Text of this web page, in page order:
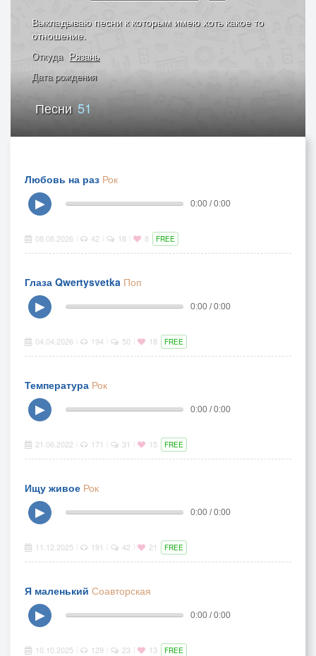
Выкладываю песни к которым имею хоть какое то
отношение.
Откуда Рязань
Дата рождения
Песни 51
Любовь на раз Рок
▶
0:00 / 0:00
08.08.2026 42 18 8 FREE
Глаза Qwertysvetka Поп
▶
0:00 / 0:00
04.04.2026 194 50 18 FREE
Температура Рок
▶
0:00 / 0:00
21.06.2022 171 31 15 FREE
Ищу живое Рок
▶
0:00 / 0:00
11.12.2025 191 42 21 FREE
Я маленький Соавторская
▶
0:00 / 0:00
10.10.2025 129 23 13 FREE